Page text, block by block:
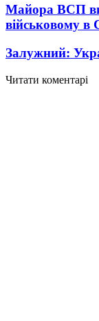
Майора ВСП
військовому в
Залужний:
Читати коментарі